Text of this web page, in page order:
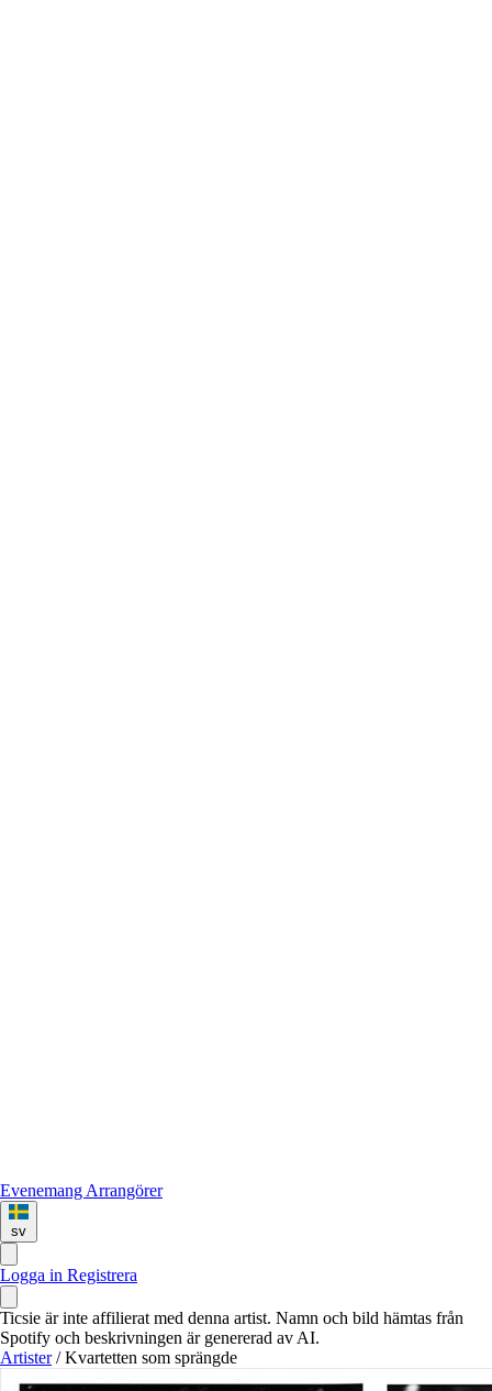
Evenemang Arrangörer
sv
Logga in Registrera
Ticsie är inte affilierat med denna artist. Namn och bild hämtas från
Spotify och beskrivningen är genererad av AI.
Artister / Kvartetten som sprängde